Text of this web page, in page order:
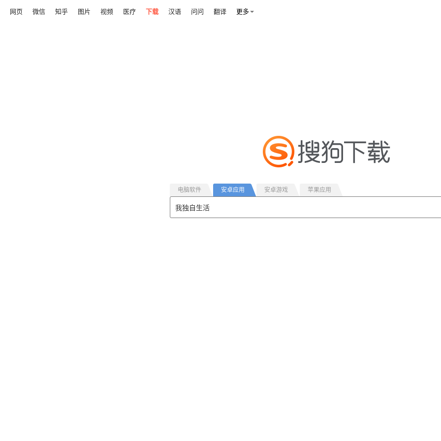
网页 微信 知乎 图片 视频 医疗 下载 汉语 问问 翻译 更多
电脑软件 安卓应用 安卓游戏 苹果应用